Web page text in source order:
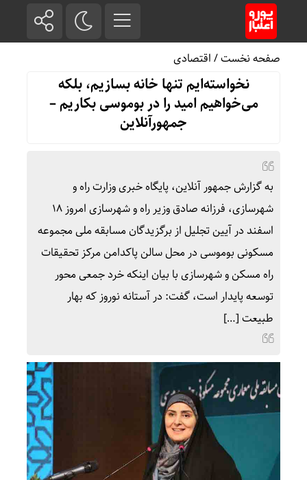
صفحه نخست/اقتصادی
نخواسته‌ایم تنها خانه‌ بسازیم، بلکه
می‌خواهیم امید را در بوموسی بکاریم –
جمهورآنلاین
به گزارش جمهور آنلاین، پایگاه خبری وزارت راه و
شهرسازی، فرزانه صادق وزیر راه و شهرسازی امروز ۱۸
اسفند در آیین تجلیل از برگزیدگان مسابقه ملی مجموعه
مسکونی بوموسی در محل سالن پاکدامن مرکز تحقیقات
راه مسکن و شهرسازی با بیان اینکه خرد جمعی محور
توسعه پایدار است، گفت: در آستانه نوروز که بهار
طبیعت […]